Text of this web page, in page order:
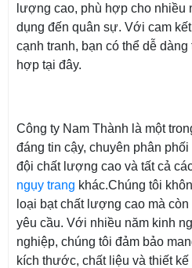
lượng cao, phù hợp cho nhiều
dụng đến quân sự. Với cam
cạnh tranh, bạn có thể dễ
hợp tại đây.
Công ty Nam Thành là một
đáng tin cậy, chuyên phân
đội chất lượng cao và tất cả
ngụy trang khác.Chúng tôi
loại bạt chất lượng cao mà còn
yêu cầu. Với nhiều năm kinh
nghiệp, chúng tôi đảm bảo
kích thước, chất liệu và thiết